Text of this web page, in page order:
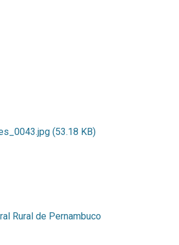
(53.18 KB)
Rural de Pernambuco